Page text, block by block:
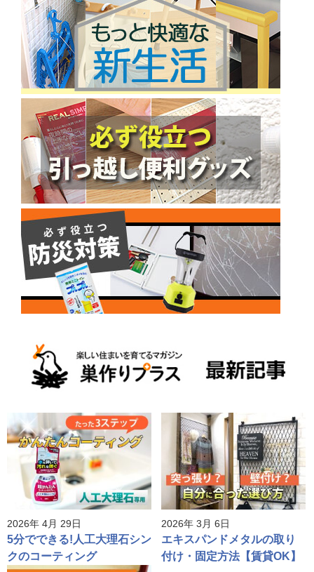
2026年 4月 29日
5分でできる!人工大理石シン
クのコーティング
2026年 3月 6日
エキスパンドメタルの取り
付け・固定方法【賃貸OK】